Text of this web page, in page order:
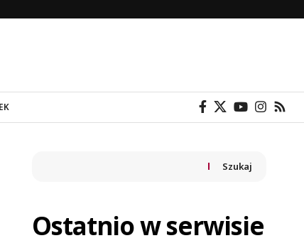
Szukaj
Ostatnio w serwisie